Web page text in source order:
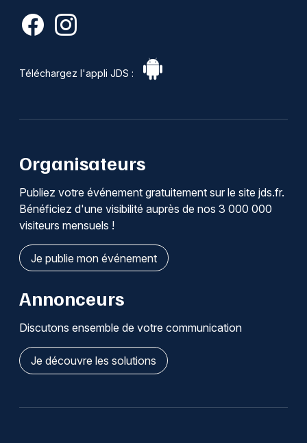
Téléchargez l'appli JDS :
Organisateurs
Publiez votre événement gratuitement sur le site jds.fr.
Bénéficiez d'une visibilité auprès de nos 3 000 000
visiteurs mensuels !
Je publie mon événement
Annonceurs
Discutons ensemble de votre communication
Je découvre les solutions